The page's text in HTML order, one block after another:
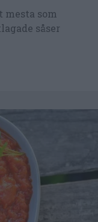
mesta som
såser